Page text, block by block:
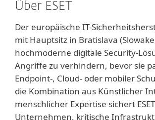
Über ESET
Der europäische IT-
mit Hauptsitz in Bratislava
hochmoderne digitale Security-
Angriffe zu verhindern, bevor sie
Endpoint-, Cloud- oder mobiler
die Kombination aus Künstlicher
menschlicher Expertise sichert ESET
Unternehmen, kritische